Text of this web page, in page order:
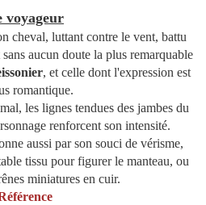
voyageur
cheval, luttant contre le vent, battu
sans aucun doute la plus remarquable
, et celle dont l'expression est
romantique.
les lignes tendues des jambes du
renforcent son intensité.
aussi par son souci de vérisme,
tissu pour figurer le manteau, ou
miniatures en cuir.